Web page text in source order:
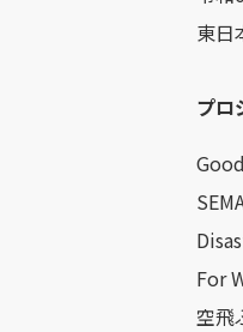
東日
プロ
For
空飛